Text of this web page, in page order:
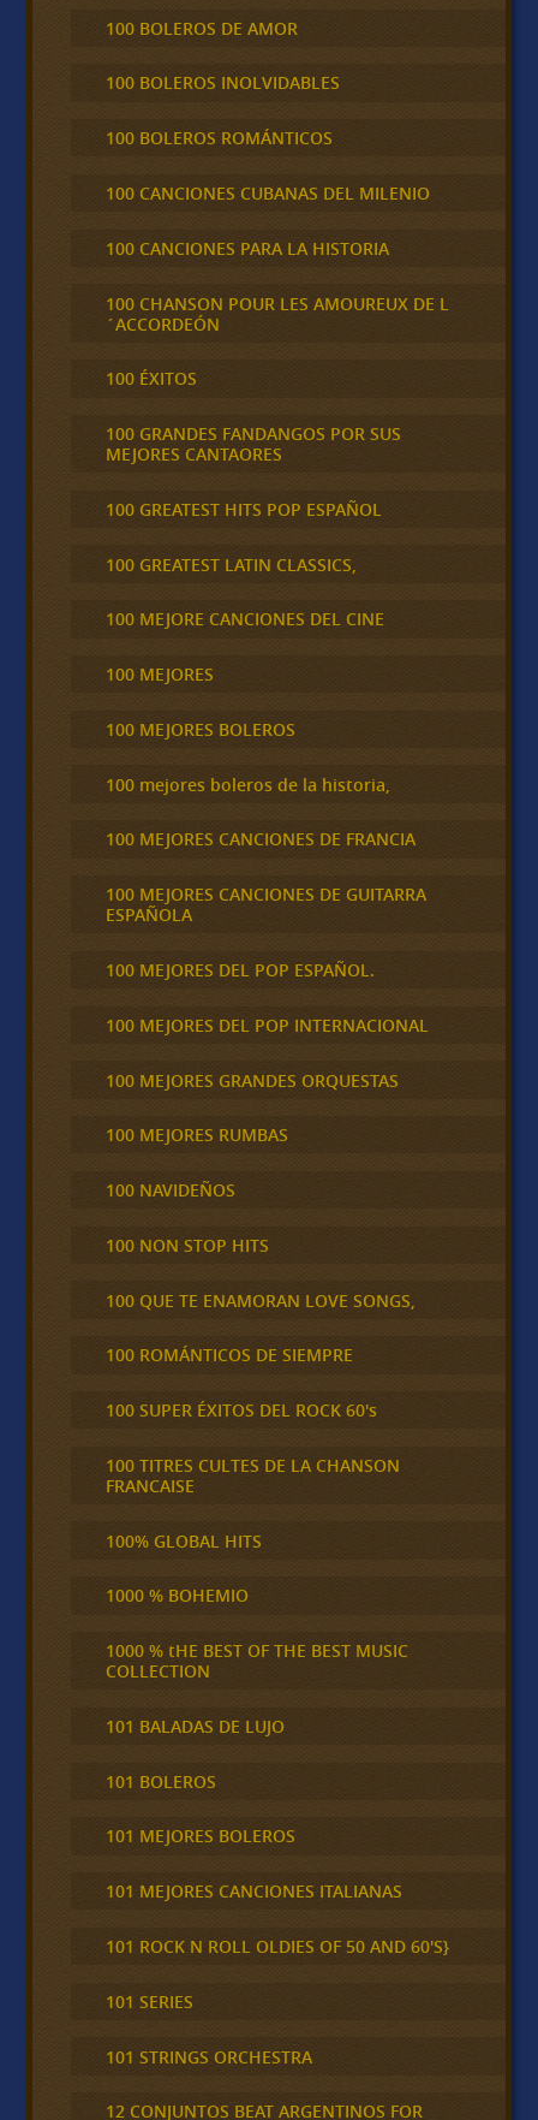
100 BOLEROS DE AMOR
100 BOLEROS INOLVIDABLES
100 BOLEROS ROMÁNTICOS
100 CANCIONES CUBANAS DEL MILENIO
100 CANCIONES PARA LA HISTORIA
100 CHANSON POUR LES AMOUREUX DE L
´ACCORDEÓN
100 ÉXITOS
100 GRANDES FANDANGOS POR SUS
MEJORES CANTAORES
100 GREATEST HITS POP ESPAÑOL
100 GREATEST LATIN CLASSICS,
100 MEJORE CANCIONES DEL CINE
100 MEJORES
100 MEJORES BOLEROS
100 mejores boleros de la historia,
100 MEJORES CANCIONES DE FRANCIA
100 MEJORES CANCIONES DE GUITARRA
ESPAÑOLA
100 MEJORES DEL POP ESPAÑOL.
100 MEJORES DEL POP INTERNACIONAL
100 MEJORES GRANDES ORQUESTAS
100 MEJORES RUMBAS
100 NAVIDEÑOS
100 NON STOP HITS
100 QUE TE ENAMORAN LOVE SONGS,
100 ROMÁNTICOS DE SIEMPRE
100 SUPER ÉXITOS DEL ROCK 60's
100 TITRES CULTES DE LA CHANSON
FRANCAISE
100% GLOBAL HITS
1000 % BOHEMIO
1000 % tHE BEST OF THE BEST MUSIC
COLLECTION
101 BALADAS DE LUJO
101 BOLEROS
101 MEJORES BOLEROS
101 MEJORES CANCIONES ITALIANAS
101 ROCK N ROLL OLDIES OF 50 AND 60'S}
101 SERIES
101 STRINGS ORCHESTRA
12 CONJUNTOS BEAT ARGENTINOS FOR